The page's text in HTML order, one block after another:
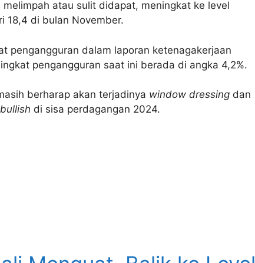
atau sulit didapat, meningkat ke level
18,4 di bulan November.
pengangguran dalam laporan ketenagakerjaan
pengangguran saat ini berada di angka 4,2%.
berharap akan terjadinya window dressing dan
bullish di sisa perdagangan 2024.